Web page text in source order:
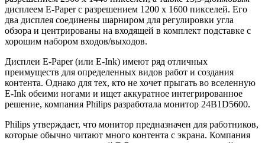
дисплеем E-Paper с разрешением 1200 x 1600 пикселей. Его
два дисплея соединены шарниром для регулировки угла
обзора и центрированы на входящей в комплект подставке с
хорошим набором входов/выходов.
Дисплеи E-Paper (или E-Ink) имеют ряд отличных
преимуществ для определенных видов работ и создания
контента. Однако для тех, кто не хочет прыгать во вселенную
E-Ink обеими ногами и ищет аккуратное интегрированное
решение, компания Philips разработала монитор 24B1D5600.
Philips утверждает, что монитор предназначен для работников,
которые обычно читают много контента с экрана. Компания